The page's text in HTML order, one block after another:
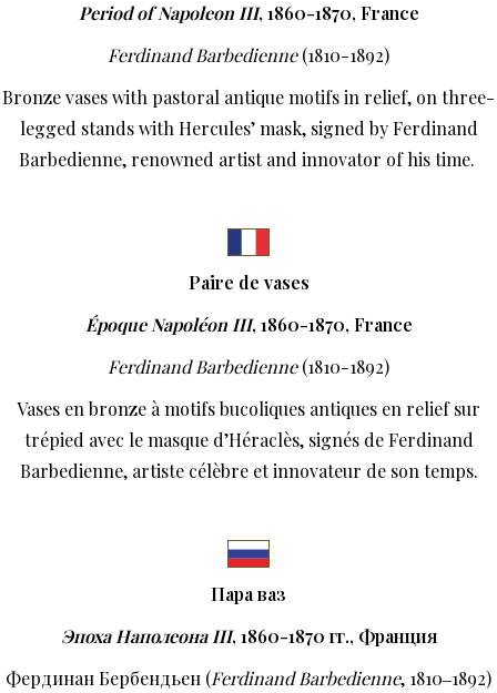
Period of Napoleon III, 1860-1870, France
Ferdinand Barbedienne(1810-1892)
Bronze vases with pastoral antique motifs in relief, on three-
legged stands with Hercules’ mask, signed by Ferdinand
Barbedienne, renowned artist and innovator of his time.
Paire de vases
Époque Napoléon III, 1860-1870, France
Ferdinand Barbedienne(1810-1892)
Vases en bronze à motifs bucoliques antiques en relief sur
trépied avec le masque d’Héraclès, signés de Ferdinand
Barbedienne, artiste célèbre et innovateur de son temps.
Пара ваз
Эпоха НаполеонаIII, 1860-1870 гг., Франция
Фердинан Бербендьен (Ferdinand Barbedienne, 1810‒1892)